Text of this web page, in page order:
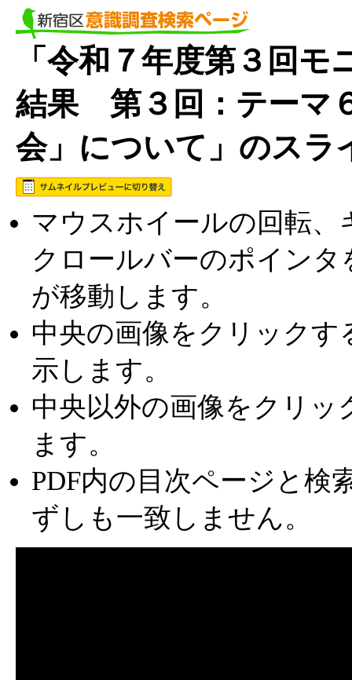
「令和７年度第３回
結果 第３回：テーマ
会」について」のスラ
マウスホイールの回転
クロールバーのポイン
が移動します。
中央の画像をクリック
示します。
中央以外の画像をクリ
ます。
PDF内の目次ページと検
ずしも一致しません。